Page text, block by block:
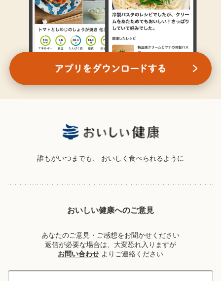
誰もがいつまでも、 おいしく食べられるように
おいしい健康へのご意見
あなたのご意見・ご感想をお聞かせください
返信が必要な場合は、大変恐れ入りますが
お問い合わせ よりご連絡ください